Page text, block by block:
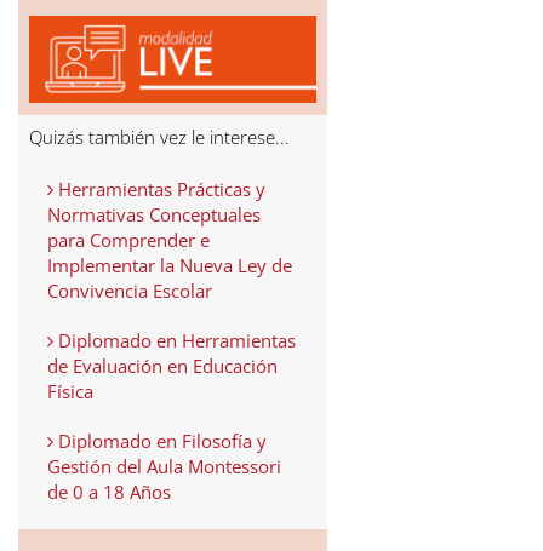
Quizás también vez le interese...
Herramientas Prácticas y
Normativas Conceptuales
para Comprender e
Implementar la Nueva Ley de
Convivencia Escolar
Diplomado en Herramientas
de Evaluación en Educación
Física
Diplomado en Filosofía y
Gestión del Aula Montessori
de 0 a 18 Años